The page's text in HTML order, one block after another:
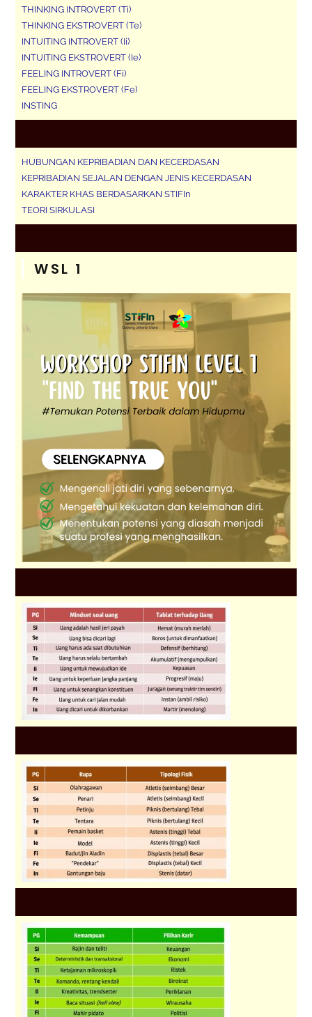
THINKING INTROVERT (Ti)
THINKING EKSTROVERT (Te)
INTUITING INTROVERT (Ii)
INTUITING EKSTROVERT (Ie)
FEELING INTROVERT (Fi)
FEELING EKSTROVERT (Fe)
INSTING
HUBUNGAN KEPRIBADIAN DAN KECERDASAN
KEPRIBADIAN SEJALAN DENGAN JENIS KECERDASAN
KARAKTER KHAS BERDASARKAN STIFIn
TEORI SIRKULASI
WSL 1